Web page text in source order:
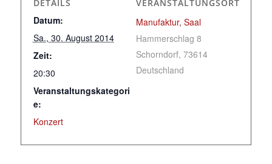
DETAILS
Datum:
Sa., 30. August 2014
Zeit:
20:30
Veranstaltungskategori
e:
Konzert
VERANSTALTUNGSORT
Manufaktur, Saal
Hammerschlag 8
Schorndorf, 73614
Deutschland